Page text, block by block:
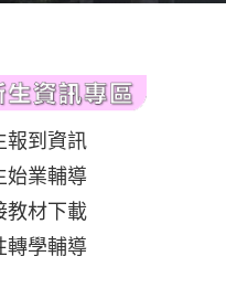
報到資訊
始業輔導
教材下載
轉學輔導